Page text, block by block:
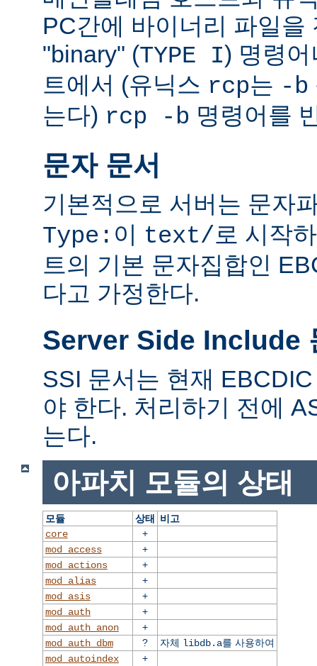
PC간에 바이너리 파일을
"binary" (TYPE I) 명령
트에서 (유닉스 rcp는 -b
는다) rcp -b 명령어를
문자 문서
기본적으로 서버는 문자
Type: 이 text/ 로 시작
트의 기본 문자집합인
다고 가정한다.
Server Side Include
SSI 문서는 현재
야 한다. 처리하기 전에
는다.
아파치 모듈의 상태
모듈 상태
비고
core
+
mod_access
+
mod_actions
+
mod_alias
+
mod_asis
+
mod_auth
+
mod_auth_anon
+
mod_auth_dbm
? 자체 libdb.a를 사용하여
mod_autoindex
+